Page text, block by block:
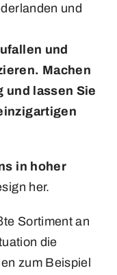
und
und
Machen
und lassen Sie
in hoher
her.
Sortiment an
die
zum Beispiel